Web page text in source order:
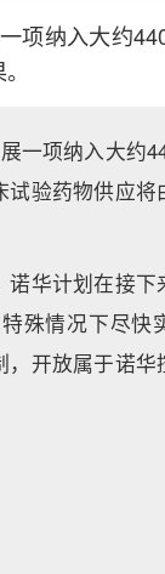
项纳入大约
一项纳入大约
验药物供应
华计划在接
殊情况下尽快
开放属于诺华